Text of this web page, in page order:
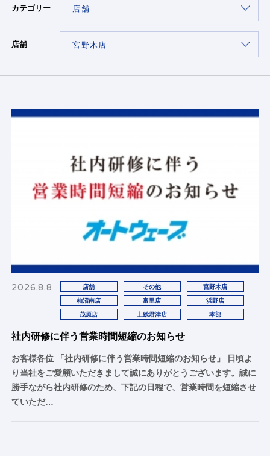
カテゴリー
店舗
2026.8.8 店舗 その他 宮野木店
柏沼南店 富里店 浜野店
茂原店 上総君津店 本部
社内研修に伴う営業時間短縮のお知らせ
お客様各位 「社内研修に伴う営業時間短縮のお知らせ」 日頃よ
り当社をご愛顧いただきまして誠にありがとうございます。誠に
勝手ながら社内研修のため、下記の日程で、営業時間を短縮させ
ていただ…